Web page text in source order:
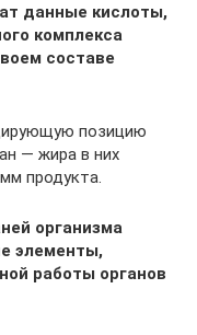
данные кислоты,
комплекса
составе
позицию
— жира в них
продукта.
организма
элементы,
работы органов